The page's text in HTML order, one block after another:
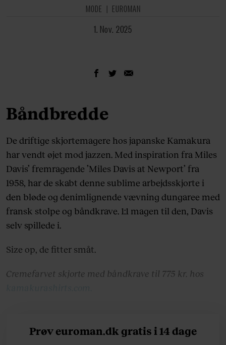
MODE EUROMAN
1. Nov. 2025
Båndbredde
De driftige skjortemagere hos japanske Kamakura
har vendt øjet mod jazzen. Med inspiration fra Miles
Davis’ fremragende ’Miles Davis at Newport’ fra
1958, har de skabt denne sublime arbejdsskjorte i
den bløde og denimlignende vævning dungaree med
fransk stolpe og båndkrave. 1:1 magen til den, Davis
selv spillede i.
Size op, de fitter småt.
Cremefarvet skjorte med båndkrave til 775 kr. hos
Prøv euroman.dk gratis i 14 dage